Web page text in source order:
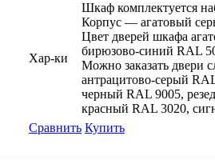
Хар-ки
Шкаф комплектуется
Корпус — агатовый
Цвет дверей шкафа
бирюзово-синий RAL
Можно заказать двери
антрацитово-серый
черный RAL 9005,
красный RAL 3020,
Сравнить Купить